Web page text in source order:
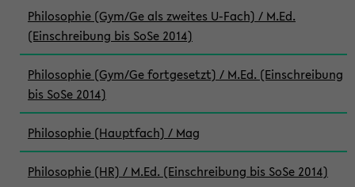
Philosophie (Gym/Ge als zweites U-Fach) / M.Ed.
(Einschreibung bis SoSe 2014)
Philosophie (Gym/Ge fortgesetzt) / M.Ed. (Einschreibung
bis SoSe 2014)
Philosophie (Hauptfach) / Mag
Philosophie (HR) / M.Ed. (Einschreibung bis SoSe 2014)